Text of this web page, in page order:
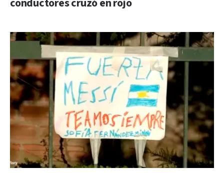
conductores cruzó en rojo